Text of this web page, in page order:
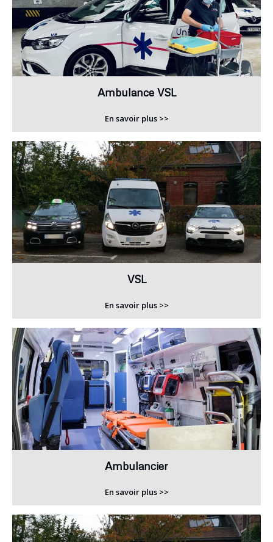
Ambulance VSL
En savoir plus >>
VSL
En savoir plus >>
Ambulancier
En savoir plus >>